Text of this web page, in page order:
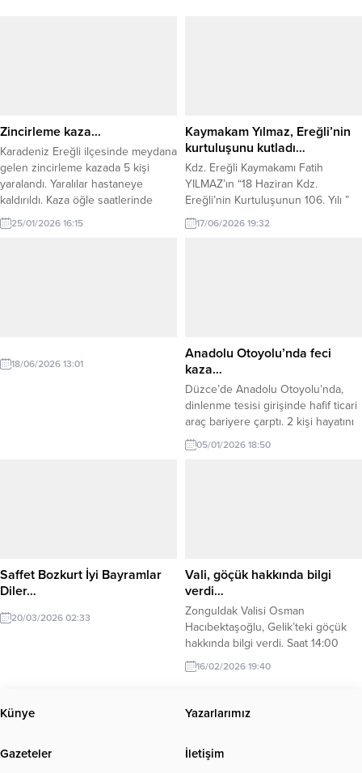
Zincirleme kaza…
Karadeniz Ereğli ilçesinde meydana
gelen zincirleme kazada 5 kişi
yaralandı. Yaralılar hastaneye
kaldırıldı. Kaza öğle saatlerinde
Elmatepe Mahallesi’ndr meydana
geldi. İddiaya göre 3 aracın karıştığı
25/01/2026 16:15
Kaymakam Yılmaz, Ereğli’nin
kurtuluşunu kutladı…
Kdz. Ereğli Kaymakamı Fatih
YILMAZ’ın “18 Haziran Kdz.
Ereğli’nin Kurtuluşunun 106. Yılı ”
dolayısıyla mesaj yayınladı.
Kaymakam Yılmaz’ın mesajı şu
omuza ve yürek yüreğe...
17/06/2026 19:32
18/06/2026 13:01
Anadolu Otoyolu’nda feci
kaza…
Düzce’de Anadolu Otoyolu’nda,
dinlenme tesisi girişinde hafif ticari
araç bariyere çarptı. 2 kişi hayatını
kaybetti… Kaza, sabah saatlerinde
Anadolu Otoyolu’nun Düzce
Bariyer, hafif ticari aracın...
05/01/2026 18:50
Saffet Bozkurt İyi Bayramlar
Diler…
20/03/2026 02:33
Vali, göçük hakkında bilgi
verdi…
Zonguldak Valisi Osman
Hacıbektaşoğlu, Gelik’teki göçük
hakkında bilgi verdi. Saat 14:00
sularında maden kazası meydana
geldiğini. Üç işçiden bir tanesinin
çıkarılarak hastaneye ulaştığını
müdahale çalışmalarına devam
16/02/2026 19:40
Künye Yazarlarımız
Gazeteler İletişim